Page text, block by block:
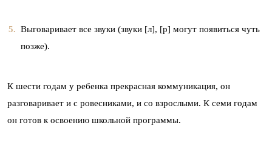
Выговаривает все звуки (звуки [л], [р] могут появиться чуть
позже).
К шести годам у ребенка прекрасная коммуникация, он
разговаривает и с ровесниками, и со взрослыми. К семи годам
он готов к освоению школьной программы.